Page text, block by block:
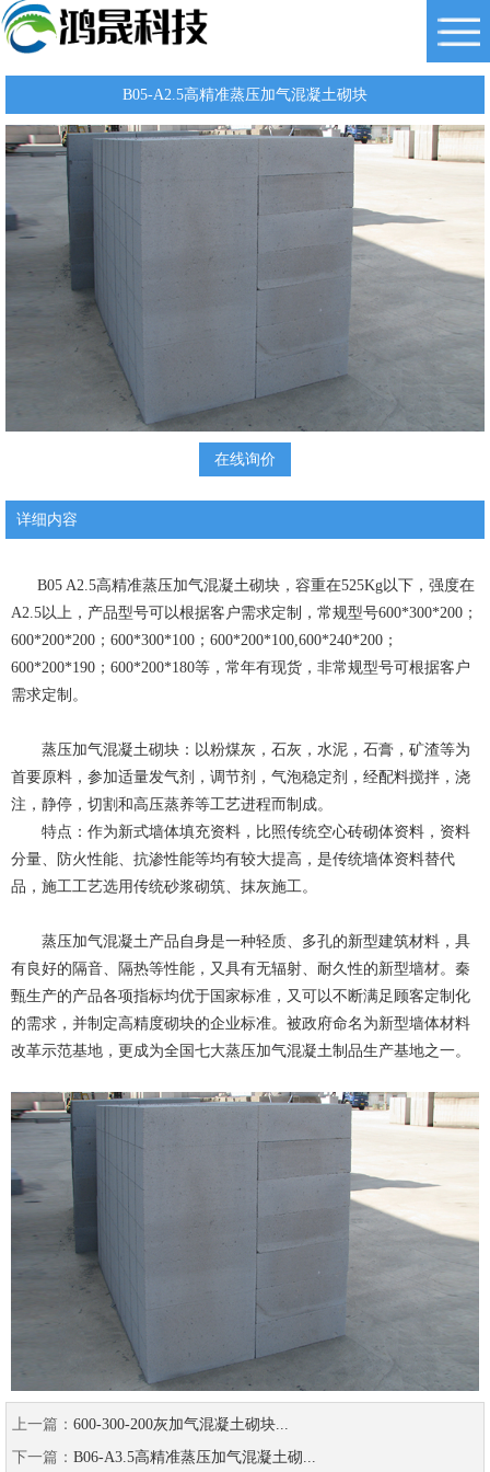
B05-A2.5高精准蒸压加气混凝土砌块
在线询价
详细内容
B05 A2.5高精准蒸压加气混凝土砌块，容重在525Kg以下，强度在
A2.5以上，产品型号可以根据客户需求定制，常规型号600*300*200；
600*200*200；600*300*100；600*200*100,600*240*200；
600*200*190；600*200*180等，常年有现货，非常规型号可根据客户
需求定制。
蒸压加气混凝土砌块：以粉煤灰，石灰，水泥，石膏，矿渣等为
首要原料，参加适量发气剂，调节剂，气泡稳定剂，经配料搅拌，浇
注，静停，切割和高压蒸养等工艺进程而制成。
特点：作为新式墙体填充资料，比照传统空心砖砌体资料，资料
分量、防火性能、抗渗性能等均有较大提高，是传统墙体资料替代
品，施工工艺选用传统砂浆砌筑、抹灰施工。
蒸压加气混凝土产品自身是一种轻质、多孔的新型建筑材料，具
有良好的隔音、隔热等性能，又具有无辐射、耐久性的新型墙材。秦
甄生产的产品各项指标均优于国家标准，又可以不断满足顾客定制化
的需求，并制定高精度砌块的企业标准。被政府命名为新型墙体材料
改革示范基地，更成为全国七大蒸压加气混凝土制品生产基地之一。
上一篇： 600-300-200灰加气混凝土砌块...
下一篇： B06-A3.5高精准蒸压加气混凝土砌...